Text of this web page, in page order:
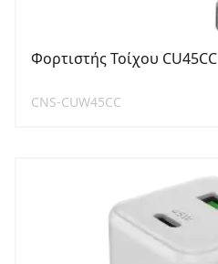
Φορτιστής Τοίχου CU45CC
CNS-CUW45CC